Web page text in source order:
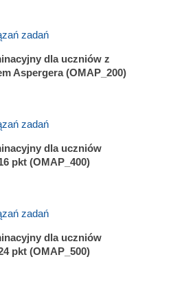
zadań
dla uczniów z
Aspergera (OMAP_200)
zadań
dla uczniów
pkt (OMAP_400)
zadań
dla uczniów
pkt (OMAP_500)